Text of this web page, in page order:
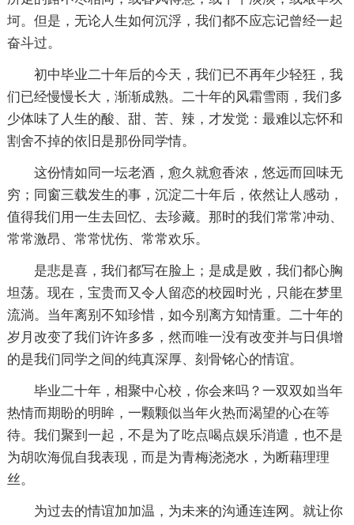
坷。但是，无论人生如何沉浮，我们都不应忘记曾经一起
奋斗过。
初中毕业二十年后的今天，我们已不再年少轻狂，我
们已经慢慢长大，渐渐成熟。二十年的风霜雪雨，我们多
少体味了人生的酸、甜、苦、辣，才发觉：最难以忘怀和
割舍不掉的依旧是那份同学情。
这份情如同一坛老酒，愈久就愈香浓，悠远而回味无
穷；同窗三载发生的事，沉淀二十年后，依然让人感动，
值得我们用一生去回忆、去珍藏。那时的我们常常冲动、
常常激昂、常常忧伤、常常欢乐。
是悲是喜，我们都写在脸上；是成是败，我们都心胸
坦荡。现在，宝贵而又令人留恋的校园时光，只能在梦里
流淌。当年离别不知珍惜，如今别离方知情重。二十年的
岁月改变了我们许许多多，然而唯一没有改变并与日俱增
的是我们同学之间的纯真深厚、刻骨铭心的情谊。
毕业二十年，相聚中心校，你会来吗？一双双如当年
热情而期盼的明眸，一颗颗似当年火热而渴望的心在等
待。我们聚到一起，不是为了吃点喝点娱乐消遣，也不是
为胡吹海侃自我表现，而是为青梅浇浇水，为断藉理理
丝。
为过去的情谊加加温，为未来的沟通连连网。就让你